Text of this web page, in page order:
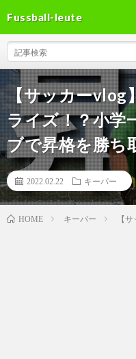
Fussball-leute
【サッカーvlog
ライズ！？小学
ブで昇格を勝ち
2022.02.22 キーパー
HOME キーパー 【